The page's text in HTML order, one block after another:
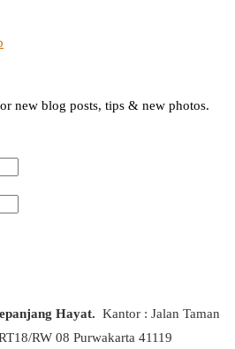
new blog posts, tips & new photos.
Hayat. Kantor : Jalan Taman
RW 08 Purwakarta 41119